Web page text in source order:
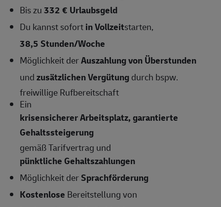
Bis zu332 € Urlaubsgeld
Du kannst sofortin Vollzeitstarten,
38,5 Stunden/Woche
Möglichkeit derAuszahlung von Überstunden
undzusätzlichen Vergütungdurch bspw.
freiwillige Rufbereitschaft
Ein
krisensicherer Arbeitsplatz, garantierte
Gehaltssteigerung
gemäß Tarifvertrag und
pünktliche Gehaltszahlungen
Möglichkeit derSprachförderung
Kostenlose Bereitstellung von